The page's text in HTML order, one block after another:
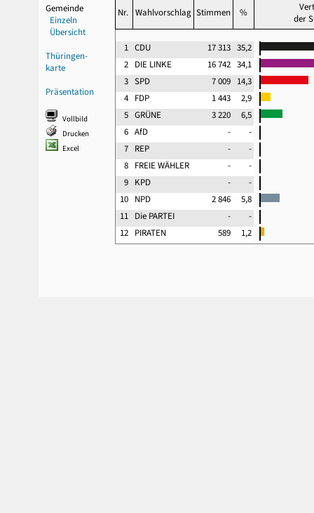
Gemeinde
Einzeln
Übersicht
Thüringen-
karte
Präsentation
Vollbild
Drucken
Excel
Nr. Wahlvorschlag Stimmen %
der
1 CDU 17 313 35,2
2 DIE LINKE 16 742 34,1
3 SPD 7 009 14,3
4 FDP 1 443
2,9
5 GRÜNE 3 220
6,5
6 AfD -
-
7 REP -
-
8 FREIE WÄHLER -
-
9 KPD -
-
10 NPD 2 846
5,8
11 Die PARTEI -
-
12 PIRATEN 589 1,2